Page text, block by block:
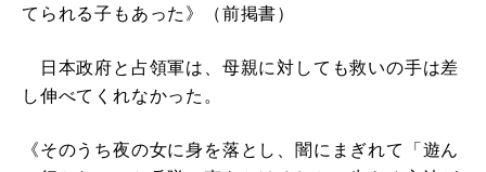
てられる子もあった》（前掲書）
日本政府と占領軍は、母親に対しても救いの手は差
し伸べてくれなかった。
《そのうち夜の女に身を落とし、闇にまぎれて「遊ん